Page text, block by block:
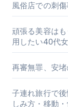
風俗店での刺
頑張る美容は
用したい40代
再審無罪、安堵
子連れ旅行で
しみ方・移動